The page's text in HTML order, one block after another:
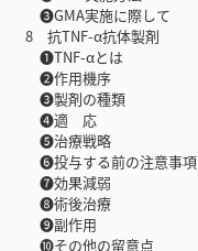
❸GMA実施に際して
8 抗TNF-α抗体製剤
❶TNF-αとは
❷作用機序
❸製剤の種類
❹適 応
❺治療戦略
❻投与する前の注意事項
❼効果減弱
❽術後治療
❾副作用
➓その他の留意点